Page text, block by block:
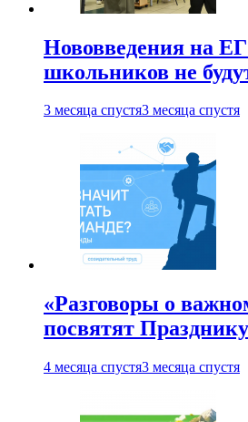
Нововведения на
школьников не
3 месяца спустя3 месяца спустя
«Разговоры о
посвятят
4 месяца спустя3 месяца спустя